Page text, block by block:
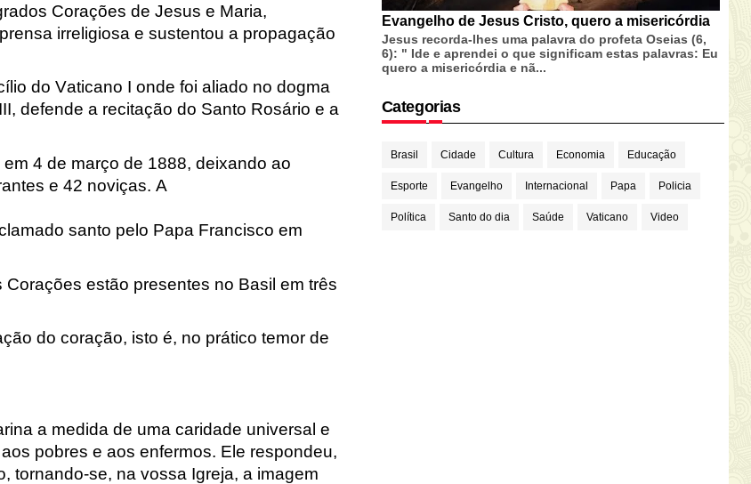
Corações de Jesus e Maria,
irreligiosa e sustentou a propagação
do Vaticano I onde foi aliado no dogma
defende a recitação do Santo Rosário e a
4 de março de 1888, deixando ao
e 42 noviças. A
santo pelo Papa Francisco em
estão presentes no Basil em três
do coração, isto é, no prático temor de
a medida de uma caridade universal e
pobres e aos enfermos. Ele respondeu,
tornando-se, na vossa Igreja, a imagem
Evangelho de Jesus Cristo, quero a misericórdia
Jesus recorda-lhes uma palavra do profeta Oseias (6,
6): " Ide e aprendei o que significam estas palavras: Eu
quero a misericórdia e nã...
Categorias
Brasil Cidade Cultura Economia Educação
Esporte Evangelho Internacional Papa Policia
Política Santo do dia Saúde Vaticano Video